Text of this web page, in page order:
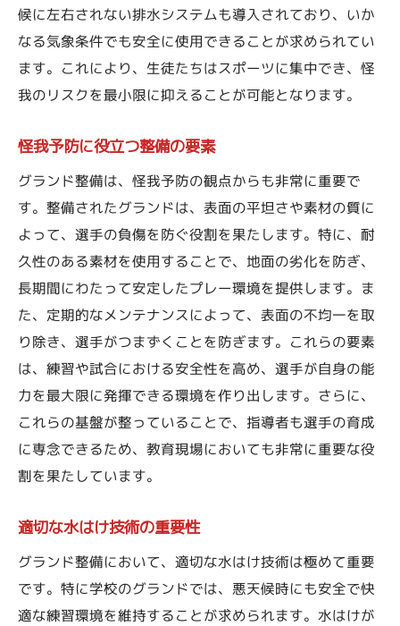
候に左右されない排水システムも導入されており、いか
なる気象条件でも安全に使用できることが求められてい
ます。これにより、生徒たちはスポーツに集中でき、怪
我のリスクを最小限に抑えることが可能となります。
怪我予防に役立つ整備の要素
グランド整備は、怪我予防の観点からも非常に重要で
す。整備されたグランドは、表面の平坦さや素材の質に
よって、選手の負傷を防ぐ役割を果たします。特に、耐
久性のある素材を使用することで、地面の劣化を防ぎ、
長期間にわたって安定したプレー環境を提供します。ま
た、定期的なメンテナンスによって、表面の不均一を取
り除き、選手がつまずくことを防ぎます。これらの要素
は、練習や試合における安全性を高め、選手が自身の能
力を最大限に発揮できる環境を作り出します。さらに、
これらの基盤が整っていることで、指導者も選手の育成
に専念できるため、教育現場においても非常に重要な役
割を果たしています。
適切な水はけ技術の重要性
グランド整備において、適切な水はけ技術は極めて重要
です。特に学校のグランドでは、悪天候時にも安全で快
適な練習環境を維持することが求められます。水はけが